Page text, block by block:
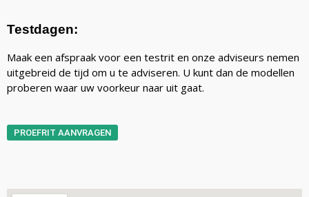
Testdagen:
Maak een afspraak voor een testrit en onze adviseurs nemen
uitgebreid de tijd om u te adviseren. U kunt dan de modellen
proberen waar uw voorkeur naar uit gaat.
PROEFRIT AANVRAGEN